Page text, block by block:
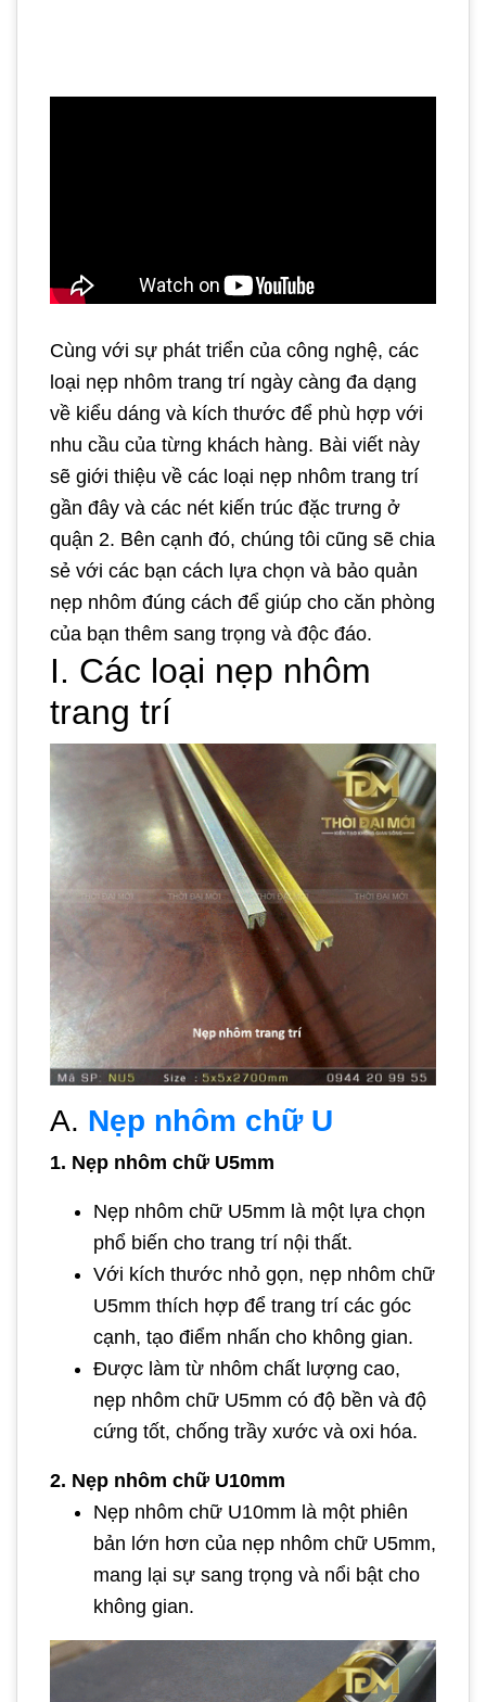
Cùng với sự phát triển của công nghệ, các
loại nẹp nhôm trang trí ngày càng đa dạng
về kiểu dáng và kích thước để phù hợp với
nhu cầu của từng khách hàng. Bài viết này
sẽ giới thiệu về các loại nẹp nhôm trang trí
gần đây và các nét kiến trúc đặc trưng ở
quận 2. Bên cạnh đó, chúng tôi cũng sẽ chia
sẻ với các bạn cách lựa chọn và bảo quản
nẹp nhôm đúng cách để giúp cho căn phòng
của bạn thêm sang trọng và độc đáo.
I. Các loại nẹp nhôm
trang trí
A. Nẹp nhôm chữ U
1. Nẹp nhôm chữ U5mm
Nẹp nhôm chữ U5mm là một lựa chọn
phổ biến cho trang trí nội thất.
Với kích thước nhỏ gọn, nẹp nhôm chữ
U5mm thích hợp để trang trí các góc
cạnh, tạo điểm nhấn cho không gian.
Được làm từ nhôm chất lượng cao,
nẹp nhôm chữ U5mm có độ bền và độ
cứng tốt, chống trầy xước và oxi hóa.
2. Nẹp nhôm chữ U10mm
Nẹp nhôm chữ U10mm là một phiên
bản lớn hơn của nẹp nhôm chữ U5mm,
mang lại sự sang trọng và nổi bật cho
không gian.